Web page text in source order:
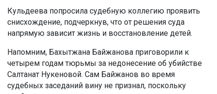
Кульдеева попросила судебную коллегию проявить
снисхождение, подчеркнув, что от решения суда
напрямую зависит жизнь и восстановление детей.
Напомним, Бахытжана Байжанова приговорили к
четырем годам тюрьмы за недонесение об убийстве
Салтанат Нукеновой. Сам Байжанов во время
судебных заседаний вину не признал, поскольку